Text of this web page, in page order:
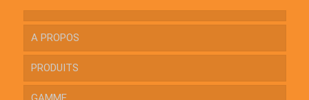
A PROPOS
PRODUITS